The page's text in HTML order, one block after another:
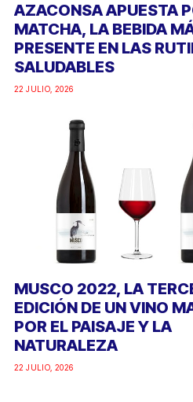
AZACONSA APUESTA
MATCHA, LA BEBIDA
PRESENTE EN LAS
SALUDABLES
22 JULIO, 2026
MUSCO 2022, LA
EDICIÓN DE UN VINO
POR EL PAISAJE Y LA
NATURALEZA
22 JULIO, 2026